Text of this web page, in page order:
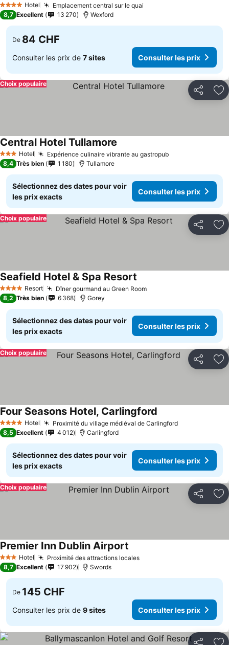
4 Étoiles Hotel Emplacement central sur le quai
8,7 Excellent 13 270 Wexford
De 84 CHF
Consulter les prix de 7 sites Consulter les prix
Partager
Choix populaire
3 ÉtoilesHotel Expérience culinaire vibrante au gastropub
Central Hotel Tullamore
8,4 Très bien 1 180 Tullamore
Sélectionnez des dates pour voir
les prix exacts
Consulter les prix
Partager
Choix populaire
4 Étoiles Resort Dîner gourmand au Green Room
Seafield Hotel & Spa Resort
8,2 Très bien 6 368 Gorey
Sélectionnez des dates pour voir
les prix exacts
Consulter les prix
Partager
Choix populaire
4 Étoiles Hotel Proximité du village médiéval de Carlingford
Four Seasons Hotel, Carlingford
8,5 Excellent 4 012 Carlingford
Sélectionnez des dates pour voir
les prix exacts
Consulter les prix
Partager
Choix populaire
3 ÉtoilesHotel Proximité des attractions locales
Premier Inn Dublin Airport
8,7 Excellent 17 902 Swords
De 145 CHF
Consulter les prix de 9 sites Consulter les prix